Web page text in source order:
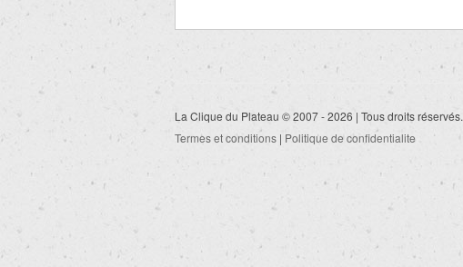
La Clique du Plateau © 2007 - 2026 | Tous droits réservés.
Termes et conditions | Politique de confidentialite